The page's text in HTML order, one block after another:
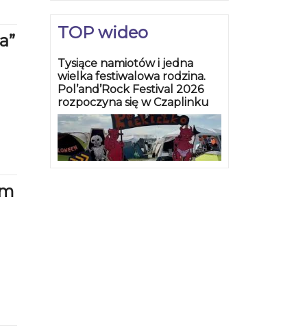
TOP wideo
Tysiące namiotów i jedna
wielka festiwalowa rodzina.
Pol’and’Rock Festival 2026
rozpoczyna się w Czaplinku